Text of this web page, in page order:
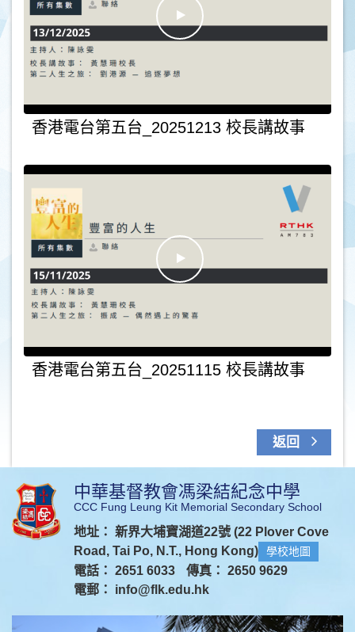
香港電台第五台_20251213 校長講故事
香港電台第五台_20251115 校長講故事
返回
中華基督教會馮梁結紀念中學
CCC Fung Leung Kit Memorial Secondary School
地址： 新界大埔寶湖道22號 (22 Plover Cove
Road, Tai Po, N.T., Hong Kong)
學校地圖
電話： 2651 6033
傳真： 2650 9629
電郵： info@flk.edu.hk